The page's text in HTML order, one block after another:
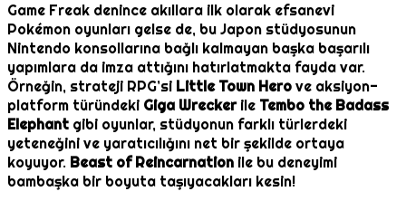
Game Freak denince akıllara ilk olarak efsanevi
Pokémon oyunları gelse de, bu Japon stüdyosunun
Nintendo konsollarına bağlı kalmayan başka başarılı
yapımlara da imza attığını hatırlatmakta fayda var.
Örneğin, strateji RPG’si Little Town Herove aksiyon-
platform türündeki Giga Wreckerile Tembo the Badass
Elephant gibi oyunlar, stüdyonun farklı türlerdeki
yeteneğini ve yaratıcılığını net bir şekilde ortaya
koyuyor. Beast of Reincarnation ile bu deneyimi
bambaşka bir boyuta taşıyacakları kesin!